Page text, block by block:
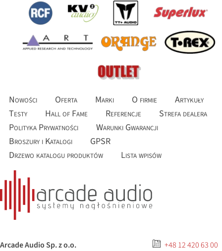
Nowości Oferta Marki O firmie
Artykuły
Testy
Hall of Fame Referencje
Strefa dealera
Polityka Prywatności
Warunki Gwarancji
Broszury i Katalogi
GPSR
Drzewo katalogu produktów
Lista wpisów
Arcade Audio Sp. z o.o.
+48 12 420 63 00